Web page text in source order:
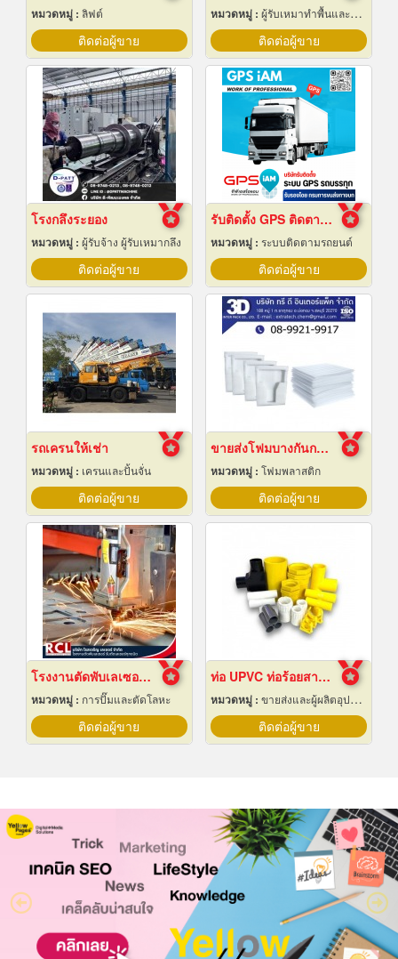
หมวดหมู่ : ลิฟต์
ติดต่อผู้ขาย
หมวดหมู่ : ผู้รับเหมาทำพื้นและทางเดิน
ติดต่อผู้ขาย
โรงกลึงระยอง
หมวดหมู่ : ผู้รับจ้าง ผู้รับเหมากลึง
ติดต่อผู้ขาย
รับติดตั้ง GPS ติดตามรถบรรทุก
หมวดหมู่ : ระบบติดตามรถยนต์
ติดต่อผู้ขาย
รถเครนให้เช่า
หมวดหมู่ : เครนและปั้นจั่น
ติดต่อผู้ขาย
ขายส่งโฟมบางกันกระแทก ราคาโรงงาน
หมวดหมู่ : โฟมพลาสติก
ติดต่อผู้ขาย
โรงงานตัดพับเลเซอร์ อยุธยา
หมวดหมู่ : การปั๊มและตัดโลหะ
ติดต่อผู้ขาย
ท่อ UPVC ท่อร้อยสายไฟ ท่อขาว ท่อเหลือง พัทยา ชลบุรี
หมวดหมู่ : ขายส่งและผู้ผลิตอุปกรณ์เครื่องใช้ไฟฟ้า
ติดต่อผู้ขาย